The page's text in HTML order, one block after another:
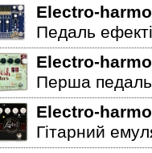
Electro-
Педаль
Electro-
Перша
Electro-
Гітарний